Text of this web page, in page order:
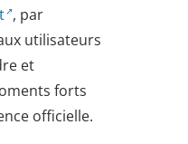
, par
utilisateurs
et
forts
officielle.